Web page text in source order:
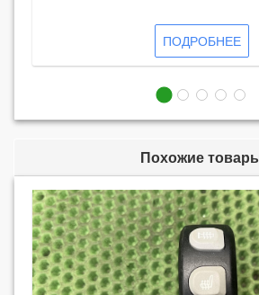
ПОДРОБНЕЕ
Похожие